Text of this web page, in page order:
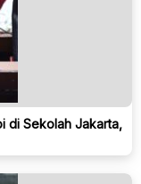
di Sekolah Jakarta,